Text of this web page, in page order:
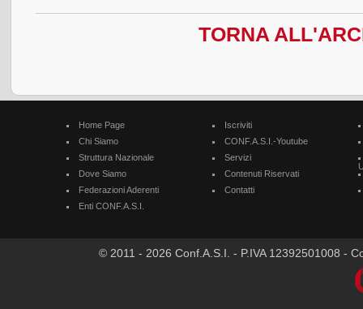
TORNA
Home Page
Chi Siamo
Struttura Nazionale
Dove Siamo
Federazioni Aderenti
Enti CONF.A.S.I.
Iscriviti
CONF.A.S.I.-Youtube
Servizi
Contenuti Riservati
Contatti
© 2011 - 2026 Conf.A.S.I. - P.IVA 12392501008 -